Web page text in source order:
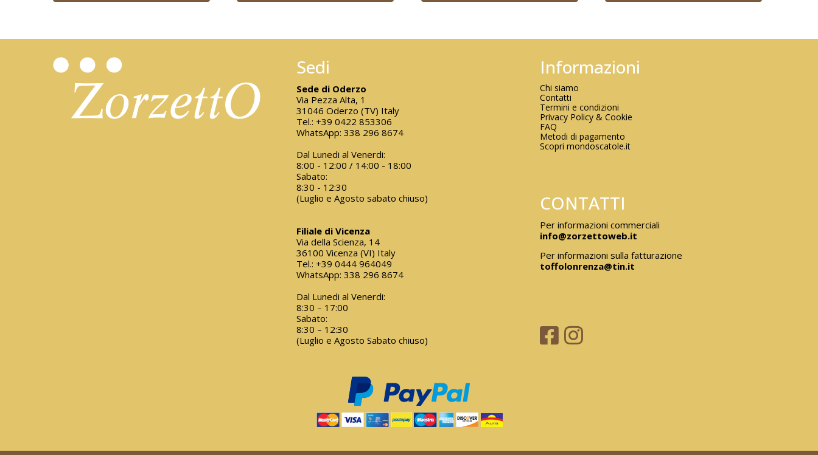
Sedi
Sede di Oderzo
Via Pezza Alta, 1
31046 Oderzo (TV) Italy
Tel.: +39 0422 853306
WhatsApp: 338 296 8674
Dal Lunedi al Venerdi:
8:00 - 12:00 / 14:00 - 18:00
Sabato:
8:30 - 12:30
(Luglio e Agosto sabato chiuso)
Filiale di Vicenza
Via della Scienza, 14
36100 Vicenza (VI) Italy
Tel.: +39 0444 964049
WhatsApp: 338 296 8674
Dal Lunedi al Venerdi:
8:30 – 17:00
Sabato:
8:30 – 12:30
(Luglio e Agosto Sabato chiuso)
Informazioni
Chi siamo
Contatti
Termini e condizioni
Privacy Policy & Cookie
FAQ
Metodi di pagamento
Scopri mondoscatole.it
CONTATTI
Per informazioni commerciali
info@zorzettoweb.it
Per informazioni sulla fatturazione
toffolonrenza@tin.it